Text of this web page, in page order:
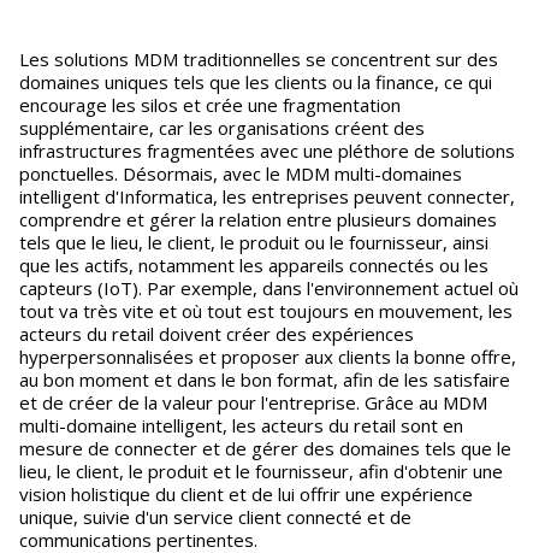
Les solutions MDM traditionnelles se concentrent sur des
domaines uniques tels que les clients ou la finance, ce qui
encourage les silos et crée une fragmentation
supplémentaire, car les organisations créent des
infrastructures fragmentées avec une pléthore de solutions
ponctuelles. Désormais, avec le MDM multi-domaines
intelligent d'Informatica, les entreprises peuvent connecter,
comprendre et gérer la relation entre plusieurs domaines
tels que le lieu, le client, le produit ou le fournisseur, ainsi
que les actifs, notamment les appareils connectés ou les
capteurs (IoT). Par exemple, dans l'environnement actuel où
tout va très vite et où tout est toujours en mouvement, les
acteurs du retail doivent créer des expériences
hyperpersonnalisées et proposer aux clients la bonne offre,
au bon moment et dans le bon format, afin de les satisfaire
et de créer de la valeur pour l'entreprise. Grâce au MDM
multi-domaine intelligent, les acteurs du retail sont en
mesure de connecter et de gérer des domaines tels que le
lieu, le client, le produit et le fournisseur, afin d'obtenir une
vision holistique du client et de lui offrir une expérience
unique, suivie d'un service client connecté et de
communications pertinentes.